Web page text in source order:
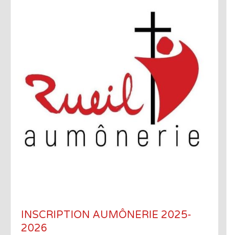
INSCRIPTION AUMÔNERIE 2025-
2026